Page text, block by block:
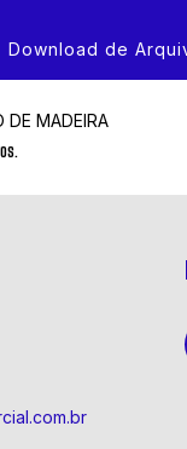
Download de
DE MADEIRA